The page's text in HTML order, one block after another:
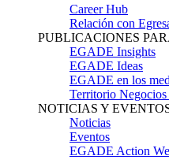
Career Hub
Relación con
PUBLICACIONES
EGADE Insights
EGADE Ideas
EGADE en los
Territorio Negocios
NOTICIAS Y
Noticias
Eventos
EGADE Action